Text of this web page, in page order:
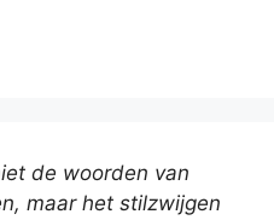
de woorden van
maar het stilzwijgen